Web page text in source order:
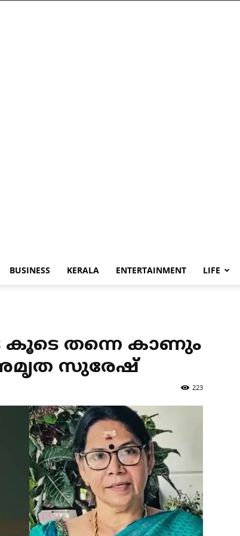
BUSINESS KERALA ENTERTAINMENT LIFE
കൂടെ തന്നെ കാണും
അമൃത സുരേഷ്
223